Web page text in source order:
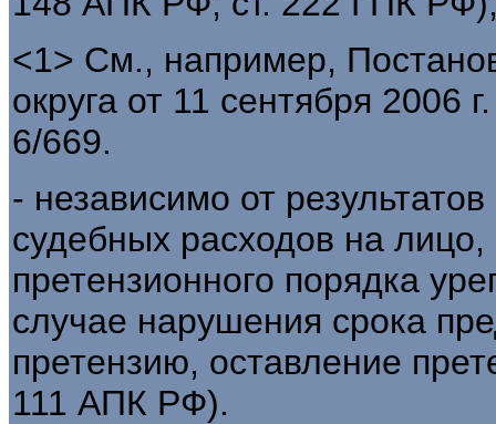
<1> См., например,
округа от 11 сентября 2006
6/669.
- независимо от
судебных расходов на
претензионного порядка
случае нарушения срока
претензию, оставление
111 АПК РФ).